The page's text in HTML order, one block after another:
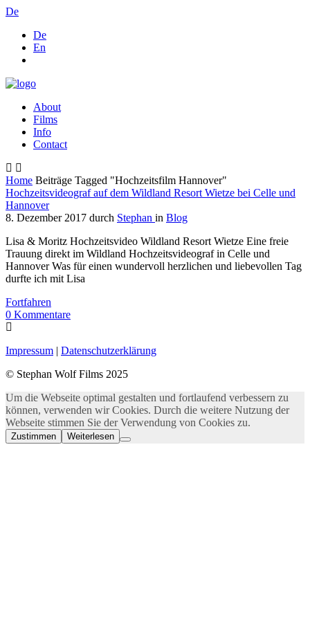
De
De
En
About
Films
Info
Contact
Home Beiträge Tagged "Hochzeitsfilm Hannover"
Hochzeitsvideograf auf dem Wildland Resort Wietze bei Celle und
Hannover
8. Dezember 2017 durch Stephan in Blog
Lisa & Moritz Hochzeitsvideo Wildland Resort Wietze Eine freie
Trauung direkt im Wildland Hochzeitsvideograf in Celle und
Hannover Was für einen wundervoll herzlichen und liebevollen Tag
durfte ich mit Lisa
Fortfahren
0 Kommentare
Impressum | Datenschutzerklärung
© Stephan Wolf Films 2025
Um die Webseite optimal gestalten und fortlaufend verbessern zu
können, verwenden wir Cookies. Durch die weitere Nutzung der
Webseite stimmen Sie der Verwendung von Cookies zu.
Zustimmen Weiterlesen